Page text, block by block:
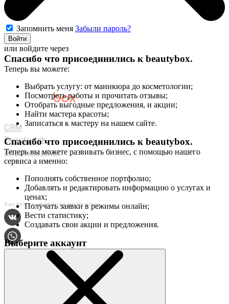
Мастерам и салонам
CRM
Beauty link
Beauty market
Приложение
Мы в соц. сетях
+7 (800) 551-80-29
бесплатный звонок по России
О сервисе
Запомнить меня Забыли пароль?
Войти
или войдите через
Спасибо что присоединились к beautybox.
Теперь вы можете:
Выбрать услугу: от маникюра до косметологии;
Посмотреть работы и прочитать отзывы;
Отобрать выгодные предложения, и акции;
Найти мастера красоты;
Записаться к мастеру на нашем сайте.
Спасибо что присоединились к beautybox.
Теперь вы можете развивать бизнес, с помощью нашего
сервиса а именно:
Пополнять собственное портфолио;
Добавлять и редактировать информацию о услугах и
ценах;
Получать заявки в режимы онлайн;
Вести статистику;
Создавать свои акции и предложения.
Выберите аккаунт